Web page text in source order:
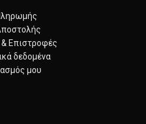
Επιστροφές
δεδομένα
μου